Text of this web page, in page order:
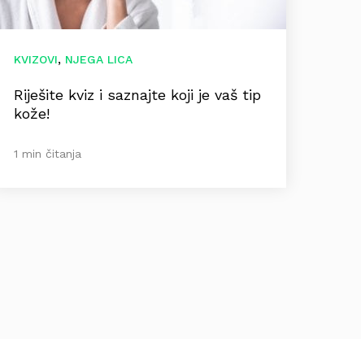
KVIZOVI, NJEGA LICA
Riješite kviz i saznajte koji je vaš tip
kože!
1 min čitanja